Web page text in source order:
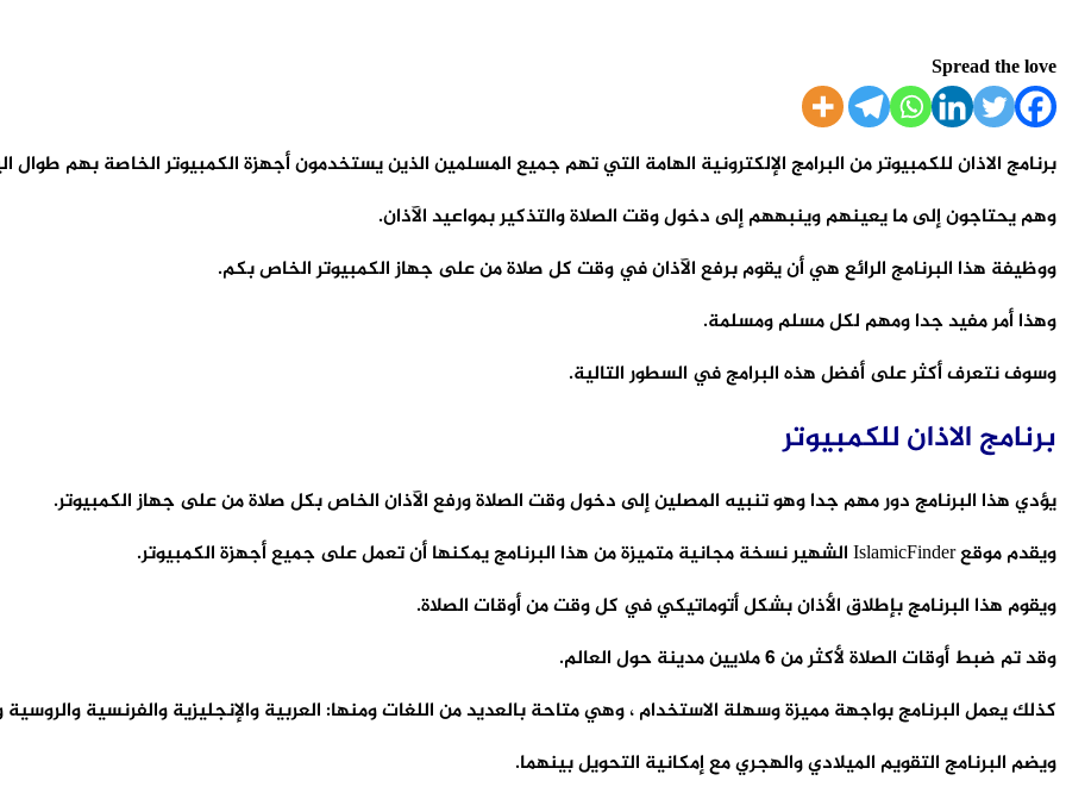
Spread the love
برنامج الاذان للكمبيوتر من البرامج الإلكترونية الهامة التي تهم جميع المسلمين الذين يستخدمون أجهزة الكمبيوتر الخاصة بهم طوال
وهم يحتاجون إلى ما يعينهم وينبههم إلى دخول وقت الصلاة والتذكير بمواعيد الآذان.
ووظيفة هذا البرنامج الرائع هي أن يقوم برفع الآذان في وقت كل صلاة من على جهاز الكمبيوتر الخاص بكم.
وهذا أمر مفيد جدا ومهم لكل مسلم ومسلمة.
وسوف نتعرف أكثر على أفضل هذه البرامج في السطور التالية.
برنامج الاذان للكمبيوتر
يؤدي هذا البرنامج دور مهم جدا وهو تنبيه المصلين إلى دخول وقت الصلاة ورفع الآذان الخاص بكل صلاة من على جهاز الكمبيوتر.
ويقدم موقع IslamicFinder الشهير نسخة مجانية متميزة من هذا البرنامج يمكنها أن تعمل على جميع أجهزة الكمبيوتر.
ويقوم هذا البرنامج بإطلاق الأذان بشكل أتوماتيكي في كل وقت من أوقات الصلاة.
وقد تم ضبط أوقات الصلاة لأكثر من 6 ملايين مدينة حول العالم.
كذلك يعمل البرنامج بواجهة مميزة وسهلة الاستخدام ، وهي متاحة بالعديد من اللغات ومنها: العربية والإنجليزية والفرنسية والروسية
ويضم البرنامج التقويم الميلادي والهجري مع إمكانية التحويل بينهما.